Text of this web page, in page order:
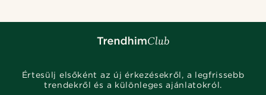
Értesülj elsőként az új érkezésekről, a legfrissebb
trendekről és a különleges ajánlatokról.